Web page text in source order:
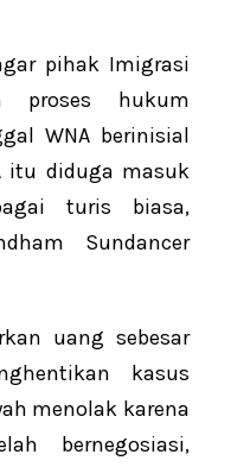
pihak Imigrasi
proses hukum
WNA berinisial
itu diduga masuk
turis biasa,
Sundancer
uang sebesar
kasus
menolak karena
bernegosiasi,